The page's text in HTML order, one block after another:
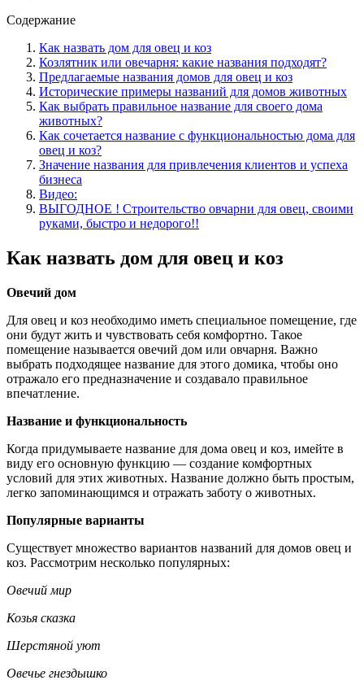
Содержание
Как назвать дом для овец и коз
Козлятник или овечарня: какие названия подходят?
Предлагаемые названия домов для овец и коз
Исторические примеры названий для домов животных
Как выбрать правильное название для своего дома
животных?
Как сочетается название с функциональностью дома для
овец и коз?
Значение названия для привлечения клиентов и успеха
бизнеса
Видео:
ВЫГОДНОЕ ! Строительство овчарни для овец, своими
руками, быстро и недорого!!
Как назвать дом для овец и коз
Овечий дом
Для овец и коз необходимо иметь специальное помещение, где
они будут жить и чувствовать себя комфортно. Такое
помещение называется овечий дом или овчарня. Важно
выбрать подходящее название для этого домика, чтобы оно
отражало его предназначение и создавало правильное
впечатление.
Название и функциональность
Когда придумываете название для дома овец и коз, имейте в
виду его основную функцию — создание комфортных
условий для этих животных. Название должно быть простым,
легко запоминающимся и отражать заботу о животных.
Популярные варианты
Существует множество вариантов названий для домов овец и
коз. Рассмотрим несколько популярных:
Овечий мир
Козья сказка
Шерстяной уют
Овечье гнездышко